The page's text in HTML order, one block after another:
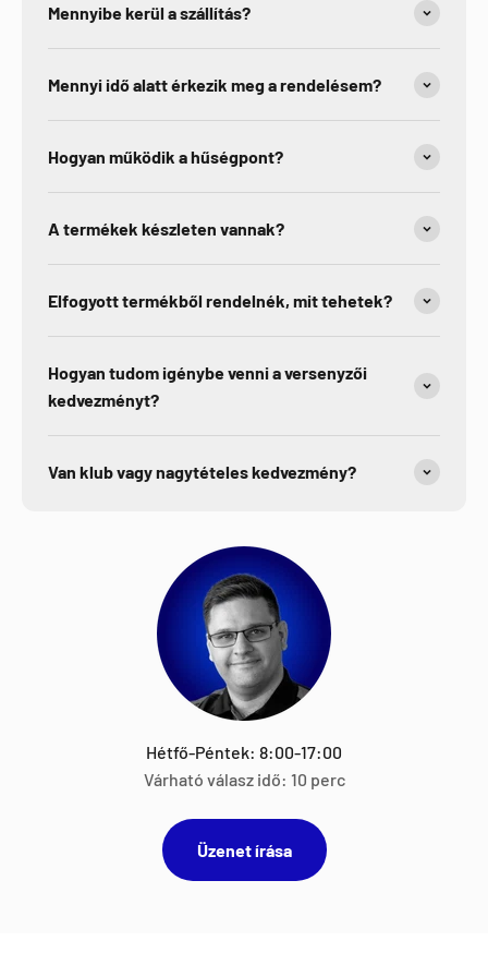
Mennyibe kerül a szállítás?
Mennyi idő alatt érkezik meg a rendelésem?
Hogyan működik a hűségpont?
A termékek készleten vannak?
Elfogyott termékből rendelnék, mit tehetek?
Hogyan tudom igénybe venni a versenyzői
kedvezményt?
Van klub vagy nagytételes kedvezmény?
Hétfő-Péntek: 8:00-17:00
Várható válasz idő: 10 perc
Üzenet írása